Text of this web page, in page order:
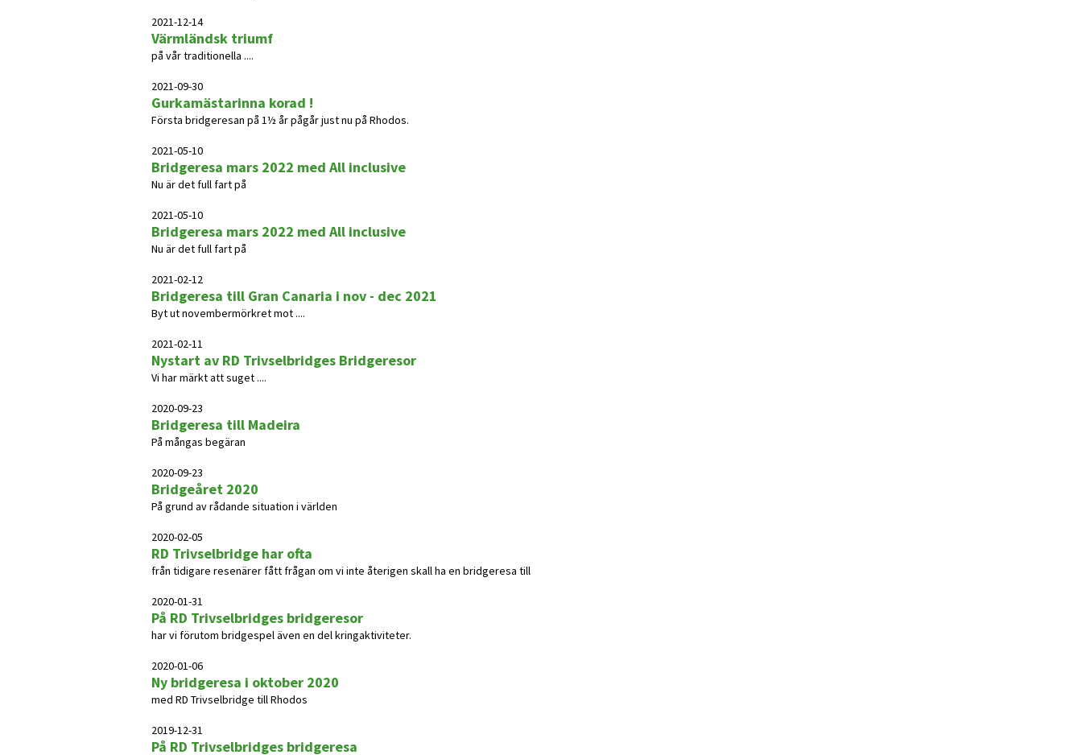
2021-12-14
Värmländsk triumf
på vår traditionella ....
2021-09-30
Gurkamästarinna korad !
Första bridgeresan på 1½ år pågår just nu på Rhodos.
2021-05-10
Bridgeresa mars 2022 med All inclusive
Nu är det full fart på
2021-05-10
Bridgeresa mars 2022 med All inclusive
Nu är det full fart på
2021-02-12
Bridgeresa till Gran Canaria i nov - dec 2021
Byt ut novembermörkret mot ....
2021-02-11
Nystart av RD Trivselbridges Bridgeresor
Vi har märkt att suget ....
2020-09-23
Bridgeresa till Madeira
På mångas begäran
2020-09-23
Bridgeåret 2020
På grund av rådande situation i världen
2020-02-05
RD Trivselbridge har ofta
från tidigare resenärer fått frågan om vi inte återigen skall ha en bridgeresa till
2020-01-31
På RD Trivselbridges bridgeresor
har vi förutom bridgespel även en del kringaktiviteter.
2020-01-06
Ny bridgeresa i oktober 2020
med RD Trivselbridge till Rhodos
2019-12-31
På RD Trivselbridges bridgeresa